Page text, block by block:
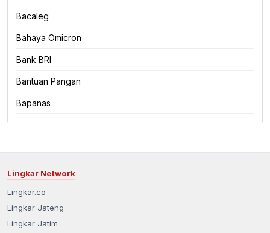
Bacaleg
Bahaya Omicron
Bank BRI
Bantuan Pangan
Bapanas
Lingkar Network
Lingkar.co
Lingkar Jateng
Lingkar Jatim